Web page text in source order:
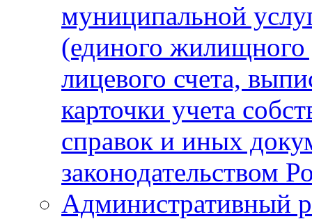
муниципальной
(единого жилищного
лицевого счета,
карточки учета
справок и иных
законодательством
Административный